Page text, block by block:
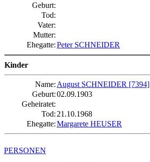
Geburt:
Tod:
Vater:
Mutter:
Ehegatte:Peter SCHNEIDER
Kinder
Name: August SCHNEIDER [7394]
Geburt:02.09.1903
Geheiratet:
Tod: 21.10.1968
Ehegatte:Margarete HEUSER
PERSONEN